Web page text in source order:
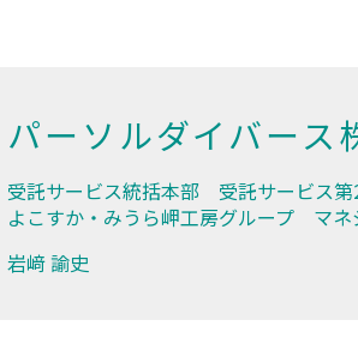
パーソルダイバース
受託サービス統括本部 受託サービス
よこすか・みうら岬工房グループ マネ
岩﨑 諭史